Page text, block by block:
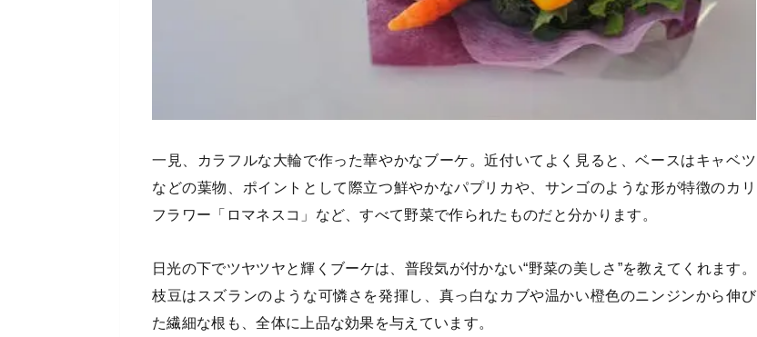
一見、カラフルな大輪で作った華やかなブーケ。近付いてよく見ると、ベースはキャベツ
などの葉物、ポイントとして際立つ鮮やかなパプリカや、サンゴのような形が特徴のカリ
フラワー「ロマネスコ」など、すべて野菜で作られたものだと分かります。
日光の下でツヤツヤと輝くブーケは、普段気が付かない“野菜の美しさ”を教えてくれます。
枝豆はスズランのような可憐さを発揮し、真っ白なカブや温かい橙色のニンジンから伸び
た繊細な根も、全体に上品な効果を与えています。